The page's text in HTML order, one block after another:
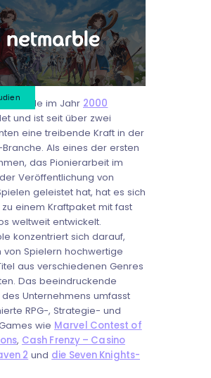
wurde im Jahr 2000
und ist seit über zwei
eine treibende Kraft in der
Als eines der ersten
das Pionierarbeit im
Veröffentlichung von
geleistet hat, hat es sich
einem Kraftpaket mit fast
weltweit entwickelt.
konzentriert sich darauf,
von Spielern hochwertige
aus verschiedenen Genres
Das beeindruckende
Unternehmens umfasst
RPG-, Strategie- und
wie Marvel Contest of
, Cash Frenzy – Casino
2 und die Seven Knights-